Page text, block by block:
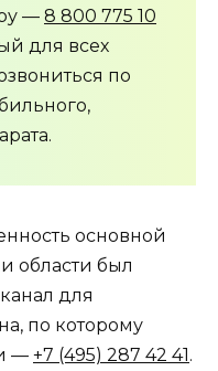
— 8 800 775 10
для всех
по
основной
области был
для
по которому
— +7 (495) 287 42 41 .